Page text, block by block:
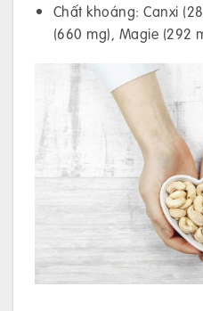
Chất khoáng: Canxi
(660 mg), Magie (292